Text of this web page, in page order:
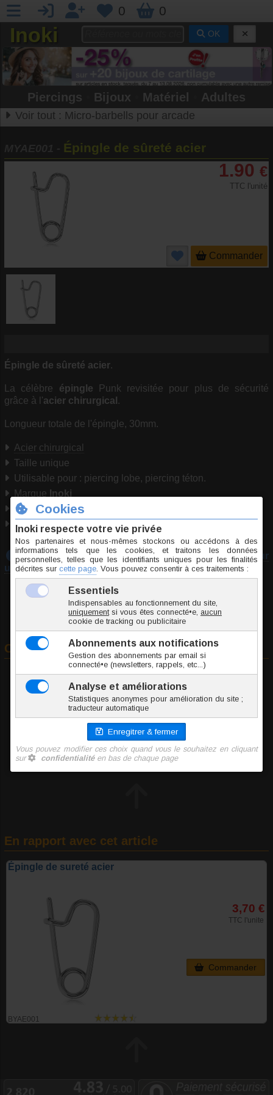
0 0
Inoki OK
Piercings Bijoux Matériel Adultes
Voir tout : Micro-barbells pour arcade
Épingle de sûreté acier
1.90 €
TTC l'unité
Commander
Épingle de sûreté acier.
La célèbre épingle Punk revisitée pour plus de sécurité
grâce à l'acier chirurgical .
Longueur totale de l'épingle, 30mm.
Acier chirurgical
Taille unique
Utilisable pour : piercing lobe, piercing téton.
Marque Inoki
Origine Thaïlande
Conformité RSGP
Téléchargez notre guide :Prendre les mesures pour
un piercing
Commander
Jonc / Tige
MYAE001-1.2
TTC l'unité
Ajouter au panier
En rapport avec cet article
Épingle de sureté acier
BYAE001
3,70 €
TTC l'unite
Commander